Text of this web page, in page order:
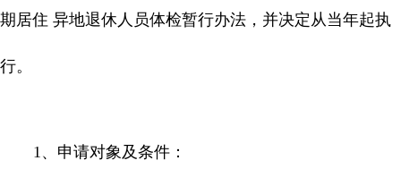
期居住 异地退休人员体检暂行办法，并决定从当年起执
行。
1、申请对象及条件：